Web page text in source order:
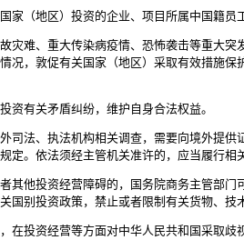
（地区）投资的企业、项目所属中国籍员
难、重大传染病疫情、恐怖袭击等重大
，敦促有关国家（地区）采取有效措施
有关矛盾纠纷，维护自身合法权益。
法、执法机构相关调查，需要向境外提
。依法须经主管机关准许的，应当履行相
他投资经营障碍的，国务院商务主管部门
别投资政策，禁止或者限制有关货物、技
投资经营等方面对中华人民共和国采取